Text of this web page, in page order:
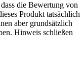
die Bewertung von
Produkt tatsächlich
aber grundsätzlich
Hinweis schließen